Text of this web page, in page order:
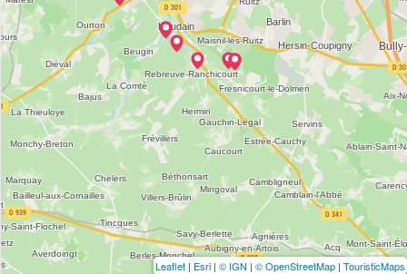
Leaflet | Esri | © IGN | © OpenStreetMap | TouristicMaps